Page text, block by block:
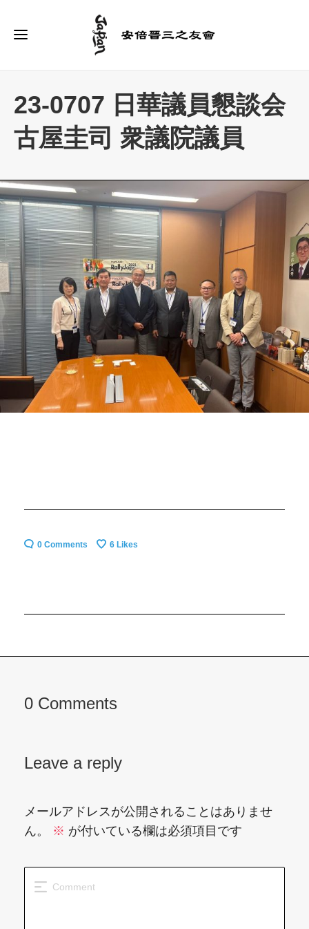
23-0707 日華議員懇談会
古屋圭司 衆議院議員
0 Comments 6 Likes
0 Comments
Leave a reply
メールアドレスが公開されることはありませ
ん。
※ が付いている欄は必須項目です